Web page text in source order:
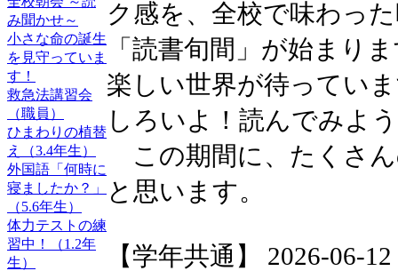
み聞かせ～
小さな命の誕生
を見守っていま
す！
救急法講習会
（職員）
ひまわりの植替
え（3.4年生）
外国語「何時に
寝ましたか？」
（5.6年生）
体力テストの練
習中！（1.2年
生）
ク感を、全校で味わっ
「読書旬間」が始まり
楽しい世界が待ってい
しろいよ！読んでみよ
この期間に、たくさ
と思います。
【学年共通】 2026-06-